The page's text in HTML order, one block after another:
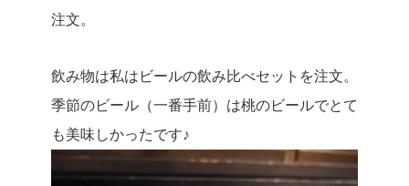
注文。
飲み物は私はビールの飲み比べセットを注文。
季節のビール（一番手前）は桃のビールでとて
も美味しかったです♪